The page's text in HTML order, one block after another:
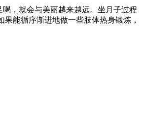
，就会与美丽越来越远。坐月子过程
能循序渐进地做一些肢体热身锻炼，